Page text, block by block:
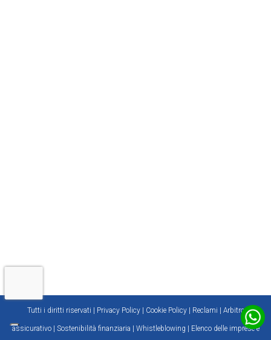
Tutti i diritti riservati | Privacy Policy| Cookie Policy| Reclami | Arbitro
assicurativo| Sostenibilità finanziaria | Whistleblowing | Elenco delle imprese e